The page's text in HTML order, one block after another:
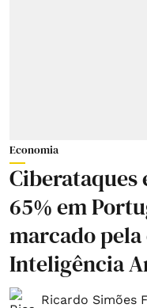
Economia
Ciberataques
65% em
marcado
Inteligência
Ricardo Simões